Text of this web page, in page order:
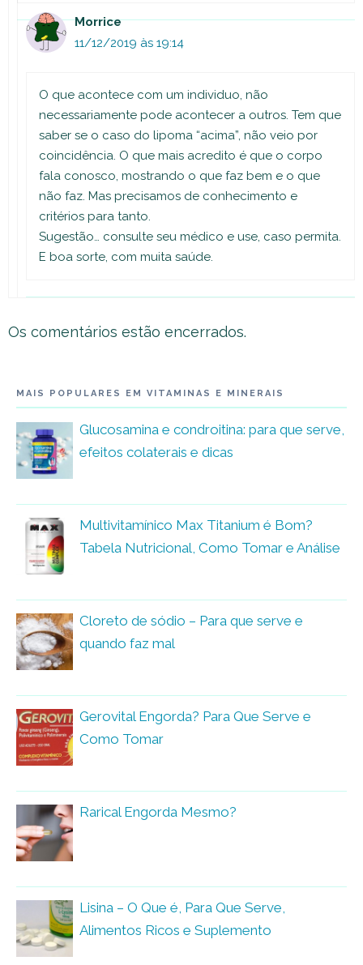
Morrice
11/12/2019 às 19:14
O que acontece com um individuo, não
necessariamente pode acontecer a outros. Tem que
saber se o caso do lipoma “acima”, não veio por
coincidência. O que mais acredito é que o corpo
fala conosco, mostrando o que faz bem e o que
não faz. Mas precisamos de conhecimento e
critérios para tanto.
Sugestão… consulte seu médico e use, caso permita.
E boa sorte, com muita saúde.
Os comentários estão encerrados.
MAIS POPULARES EM VITAMINAS E MINERAIS
Glucosamina e condroitina: para que serve,
efeitos colaterais e dicas
Multivitamínico Max Titanium é Bom?
Tabela Nutricional, Como Tomar e Análise
Cloreto de sódio – Para que serve e
quando faz mal
Gerovital Engorda? Para Que Serve e
Como Tomar
Rarical Engorda Mesmo?
Lisina – O Que é, Para Que Serve,
Alimentos Ricos e Suplemento